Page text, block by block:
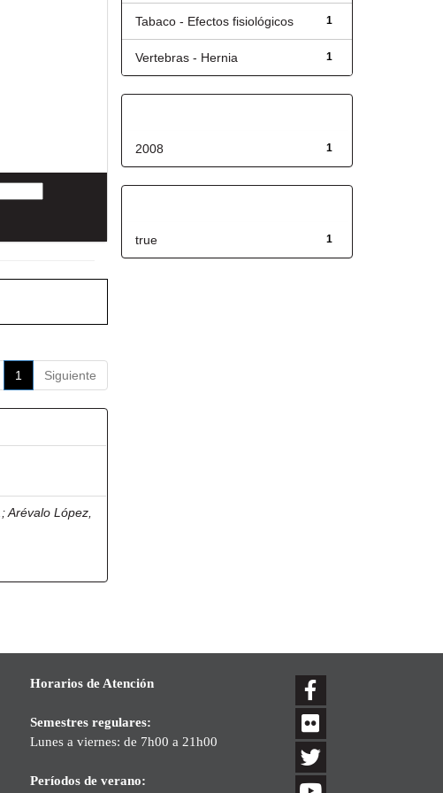
1 Siguiente
;Arévalo López,
1
Tabaco - Efectos fisiológicos
1
Vertebras - Hernia
1
2008
1
true
Horarios de Atención
Semestres regulares:
Lunes a viernes: de 7h00 a 21h00
Períodos de verano: